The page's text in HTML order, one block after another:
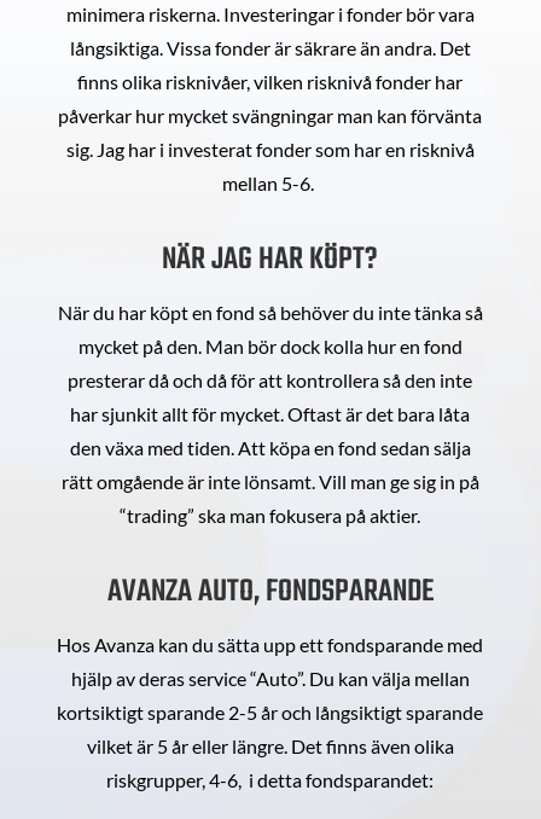
minimera riskerna. Investeringar i fonder bör vara
långsiktiga. Vissa fonder är säkrare än andra. Det
finns olika risknivåer, vilken risknivå fonder har
påverkar hur mycket svängningar man kan förvänta
sig. Jag har i investerat fonder som har en risknivå
mellan 5-6.
NÄR JAG HAR KÖPT?
När du har köpt en fond så behöver du inte tänka så
mycket på den. Man bör dock kolla hur en fond
presterar då och då för att kontrollera så den inte
har sjunkit allt för mycket. Oftast är det bara låta
den växa med tiden. Att köpa en fond sedan sälja
rätt omgående är inte lönsamt. Vill man ge sig in på
“trading” ska man fokusera på aktier.
AVANZA AUTO, FONDSPARANDE
Hos Avanza kan du sätta upp ett fondsparande med
hjälp av deras service “Auto”. Du kan välja mellan
kortsiktigt sparande 2-5 år och långsiktigt sparande
vilket är 5 år eller längre. Det finns även olika
riskgrupper, 4-6, i detta fondsparandet: